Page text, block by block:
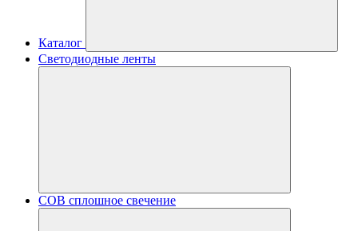
Каталог
Светодиодные ленты
COB сплошное свечение